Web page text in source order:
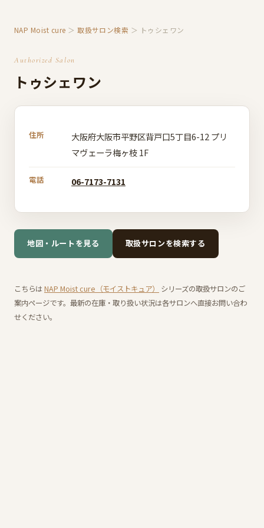
NAP Moist cure ＞取扱サロン検索 ＞ トゥシェワン
Authorized Salon
トゥシェワン
住所
大阪府大阪市平野区背戸口5丁目6-12 プリ
マヴェーラ梅ヶ枝 1F
電話 06-7173-7131
地図・ルートを見る 取扱サロンを検索する
こちらはNAP Moist cure（モイストキュア）
シリーズの取扱サロンのご
案内ページです。最新の在庫・取り扱い状況は各サロンへ直接お問い合わ
せください。